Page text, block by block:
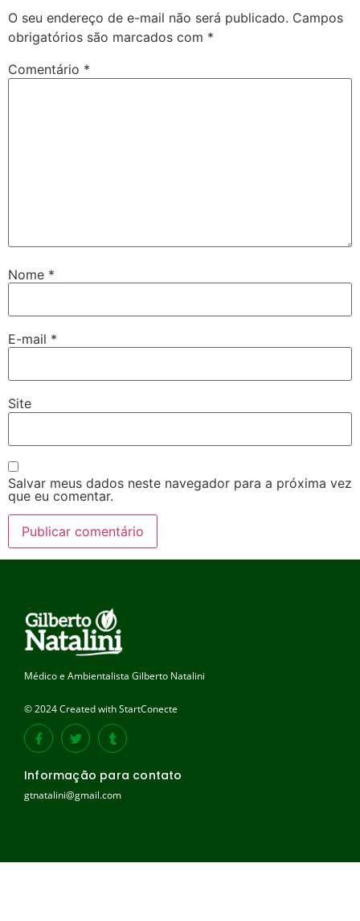
O seu endereço de e-mail não será publicado. Campos
obrigatórios são marcados com *
Comentário *
Nome *
E-mail *
Site
Salvar meus dados neste navegador para a próxima vez
que eu comentar.
Médico e Ambientalista Gilberto Natalini
© 2024 Created with StartConecte
Informação para contato
gtnatalini@gmail.com